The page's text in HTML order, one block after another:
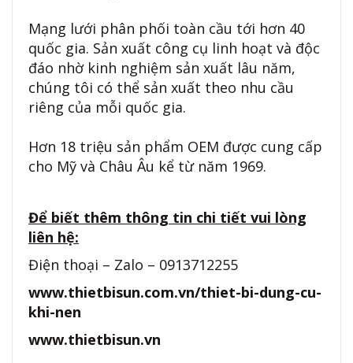
Mạng lưới phân phối toàn cầu tới hơn 40
quốc gia. Sản xuất công cụ linh hoạt và độc
đáo nhờ kinh nghiệm sản xuất lâu năm,
chúng tôi có thể sản xuất theo nhu cầu
riêng của mỗi quốc gia.
Hơn 18 triệu sản phẩm OEM được cung cấp
cho Mỹ và Châu Âu kể từ năm 1969.
Để biết thêm thông tin chi tiết vui lòng
liên hệ:
Điện thoại – Zalo – 0913712255
www.thietbisun.com.vn/thiet-bi-dung-cu-
khi-nen
www.thietbisun.vn